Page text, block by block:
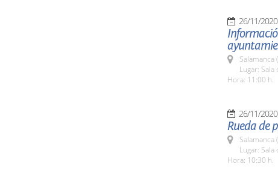
26/11/2020
Salamanca
Lugar:
Hora: 11:00 h.
26/11/2020
Rueda de
Salamanca
Lugar:
Hora: 10:30 h.